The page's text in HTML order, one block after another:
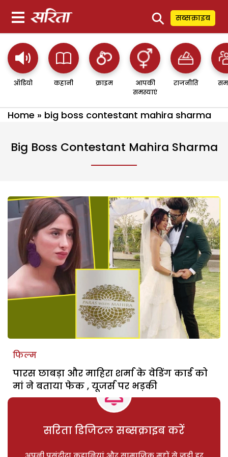
⚲ सब्सक्राइब
ऑडियो कहानी क्राइम
आपकी
समस्याएं
राजनीति
Home » big boss contestant mahira sharma
Big Boss Contestant Mahira Sharma
फिल्म
पारस छाबड़ा और माहिरा शर्मा के वेडिंग कार्ड को
मां ने बताया फेक , यूजर्स पर भड़की
सरिता डिजिटल सब्सक्राइब करें